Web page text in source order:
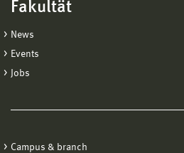
Fakultät
News
Events
Jobs
Campus & branch